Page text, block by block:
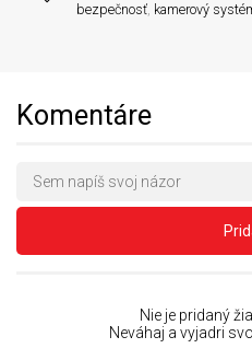
bezpečnosť kamerový
Komentáre
Nie je pridaný
Neváhaj a vyjadri